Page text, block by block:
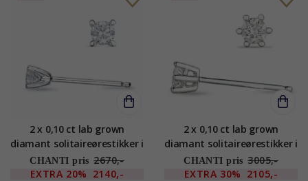
2 x 0,10 ct lab grown
diamant solitaireørestikker i
9 karat hvidguld med lab
grown diamant
CHANTI pris 2670,-
EXTRA 20% 2140,-
2 x 0,10 ct lab grown
diamant solitaireørestikker i
9 karat hvidguld med lab
grown diamant
CHANTI pris 3005,-
EXTRA 30% 2105,-